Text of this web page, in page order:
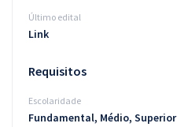
Atendimento
Último edital
Link
Requisitos
Escolaridade
Fundamental, Médio, Superior